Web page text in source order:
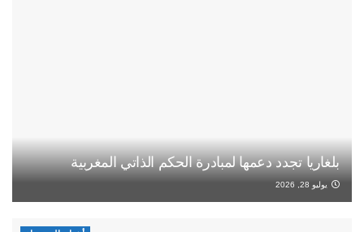
بلغاريا تجدد دعمها لمبادرة الحكم الذاتي المغربية
يوليو 28, 2026